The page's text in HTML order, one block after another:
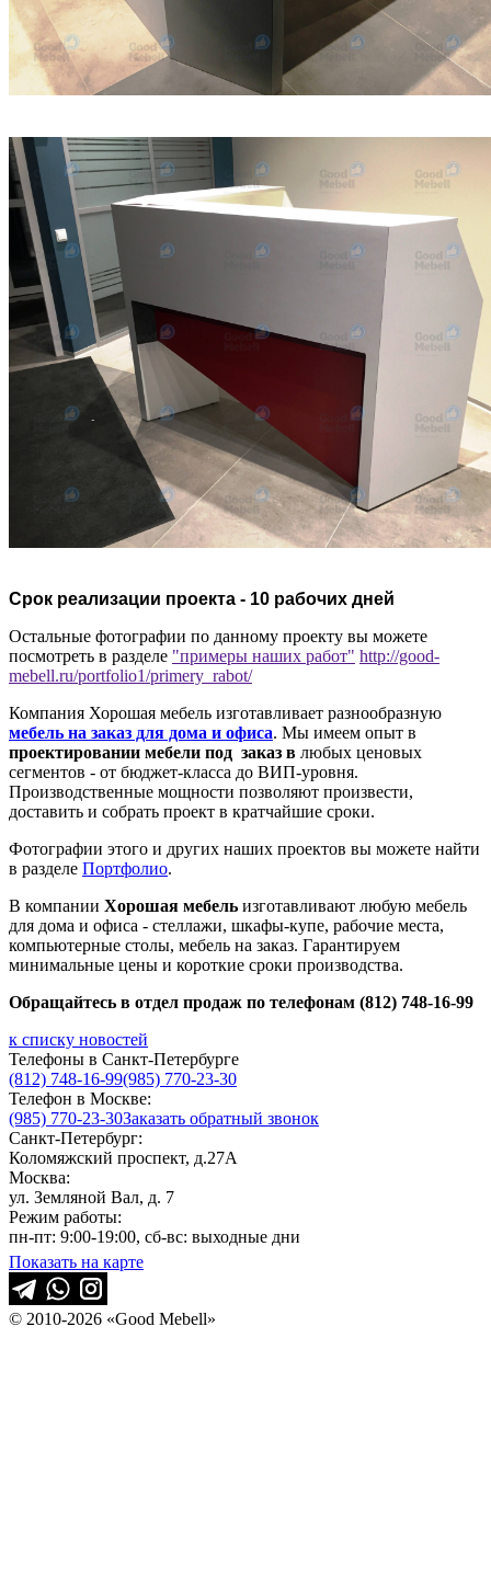
Срок реализации проекта - 10 рабочих дней
Остальные фотографии по данному проекту вы можете
посмотреть в разделе "примеры наших работ" http://good-
mebell.ru/portfolio1/primery_rabot/
Компания Хорошая мебель изготавливает разнообразную
мебель на заказ для дома и офиса. Мы имеем опыт в
проектировании мебели под заказ в любых ценовых
сегментов - от бюджет-класса до ВИП-уровня.
Производственные мощности позволяют произвести,
доставить и собрать проект в кратчайшие сроки.
Фотографии этого и других наших проектов вы можете найти
в разделе Портфолио.
В компании Хорошая мебель изготавливают любую мебель
для дома и офиса - стеллажи, шкафы-купе, рабочие места,
компьютерные столы, мебель на заказ. Гарантируем
минимальные цены и короткие сроки производства.
Обращайтесь в отдел продаж по телефонам (812) 748-16-99
к списку новостей
Телефоны в Санкт-Петербурге
(812) 748-16-99(985) 770-23-30
Телефон в Москве:
(985) 770-23-30Заказать обратный звонок
Санкт-Петербург:
Коломяжский проспект, д.27А
Москва:
ул. Земляной Вал, д. 7
Режим работы:
пн-пт: 9:00-19:00, сб-вс: выходные дни
Показать на карте
© 2010-2026 «Good Mebell»